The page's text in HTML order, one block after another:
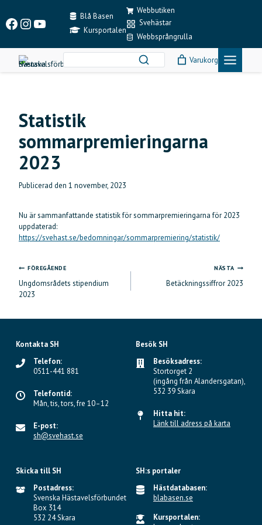
content
Facebook
Instagram
YouTubeBlå Basen
Kursportalen
Webbutiken
Svehästar
Webbsprångrulla
Varukorg
Statistik
sommarpremieringarna
2023
Publicerad den 1 november, 2023
Nu är sammanfattande statistik för sommarpremieringarna för 2023
uppdaterad:
https://svehast.se/bedomningar/sommarpremiering/statistik/
Inläggsnavigering
FÖREGÅENDE
Ungdomsrådets stipendium
2023
NÄSTA
Betäckningssiffror 2023
Kontakta SH
Telefon:
0511-441 881
Telefontid:
Mån, tis, tors, fre 10–12
E-post:
sh@svehast.se
Besök SH
Besöksadress:
Stortorget 2
(ingång från Alandersgatan),
532 39 Skara
Hitta hit:
Länk till adress på karta
Skicka till SH
Postadress:
Svenska Hästavelsförbundet
Box 314
532 24 Skara
SH:s portaler
Hästdatabasen:
blabasen.se
Kursportalen: